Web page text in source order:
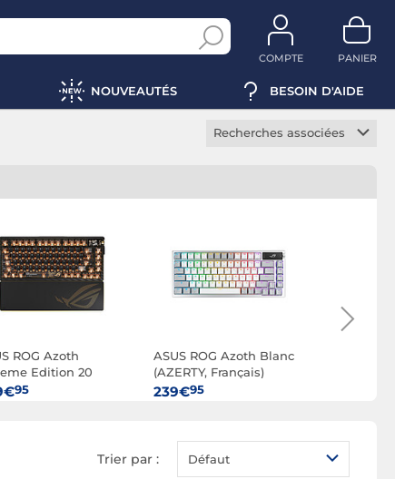
COMPTE PANIER
NOUVEAUTÉS BESOIN D'AIDE
Recherches associées
Clavier gamer AZERTY
Clavier gamer QWERTY
ROG Azoth
Edition 20
Français)
95
ASUS ROG Azoth Blanc
(AZERTY, Français)
239€95
Trier par : Défaut